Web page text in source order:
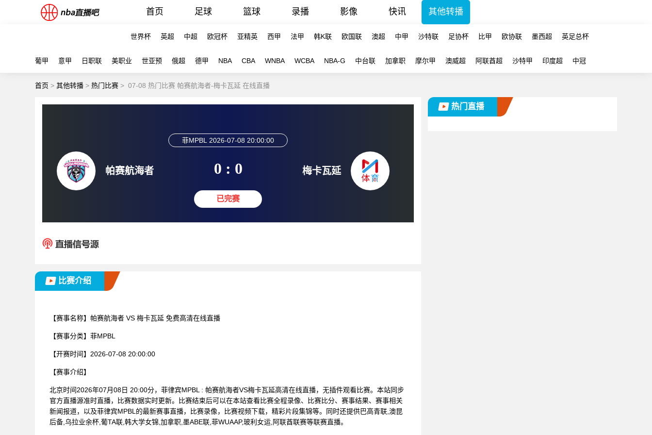
首页 足球 篮球 录播 影像 快讯 其他转播
世界杯 英超 中超 欧冠杯 亚精英 西甲 法甲 韩K联 欧国联 澳超 中甲 沙特联 足协杯 比甲 欧协联 墨西超 英足总杯
葡甲 意甲 日职联 美职业 世亚预 俄超 德甲 NBA CBA WNBA WCBA NBA-G 中台联 加拿职 摩尔甲 澳威超 阿联酋超 沙特甲 印度超 中冠
首页 > 其他转播 > 热门比赛 > 07-08 热门比赛 帕赛航海者-梅卡瓦延 在线直播
帕赛航海者
菲MPBL 2026-07-08 20:00:00
0 : 0
已完赛
梅卡瓦延
比赛介绍
【赛事名称】 帕赛航海者 VS 梅卡瓦延 免费高清在线直播
【赛事分类】 菲MPBL
【开赛时间】 2026-07-08 20:00:00
【赛事介绍】
北京时间2026年07月08日 20:00分，菲律宾MPBL : 帕赛航海者VS梅卡瓦延高清在线直播，无插件观看比赛。本站同步
官方直播源准时直播，比赛数据实时更新。比赛结束后可以在本站查看比赛全程录像、比赛比分、赛事结果、赛事相关
新闻报道，以及菲律宾MPBL的最新赛事直播，比赛录像，比赛视频下载，精彩片段集锦等。同时还提供巴高青联,澳昆
后备,乌拉业余杯,葡TA联,韩大学女锦,加拿职,墨ABE联,菲WUAAP,玻利女运,阿联酋联赛等联赛直播。
热门直播